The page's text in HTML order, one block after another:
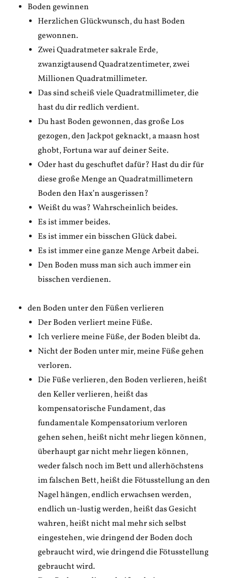
Boden gewinnen
Herzlichen Glückwunsch, du hast Boden
gewonnen.
Zwei Quadratmeter sakrale Erde,
zwanzigtausend Quadratzentimeter, zwei
Millionen Quadratmillimeter.
Das sind scheiß viele Quadratmillimeter, die
hast du dir redlich verdient.
Du hast Boden gewonnen, das große Los
gezogen, den Jackpot geknackt, a maasn host
ghobt, Fortuna war auf deiner Seite.
Oder hast du geschuftet dafür? Hast du dir für
diese große Menge an Quadratmillimetern
Boden den Hax’n ausgerissen?
Weißt du was? Wahrscheinlich beides.
Es ist immer beides.
Es ist immer ein bisschen Glück dabei.
Es ist immer eine ganze Menge Arbeit dabei.
Den Boden muss man sich auch immer ein
bisschen verdienen.
den Boden unter den Füßen verlieren
Der Boden verliert meine Füße.
Ich verliere meine Füße, der Boden bleibt da.
Nicht der Boden unter mir, meine Füße gehen
verloren.
Die Füße verlieren, den Boden verlieren, heißt
den Keller verlieren, heißt das
kompensatorische Fundament, das
fundamentale Kompensatorium verloren
gehen sehen, heißt nicht mehr liegen können,
überhaupt gar nicht mehr liegen können,
weder falsch noch im Bett und allerhöchstens
im falschen Bett, heißt die Fötusstellung an den
Nagel hängen, endlich erwachsen werden,
endlich un-lustig werden, heißt das Gesicht
wahren, heißt nicht mal mehr sich selbst
eingestehen, wie dringend der Boden doch
gebraucht wird, wie dringend die Fötusstellung
gebraucht wird.